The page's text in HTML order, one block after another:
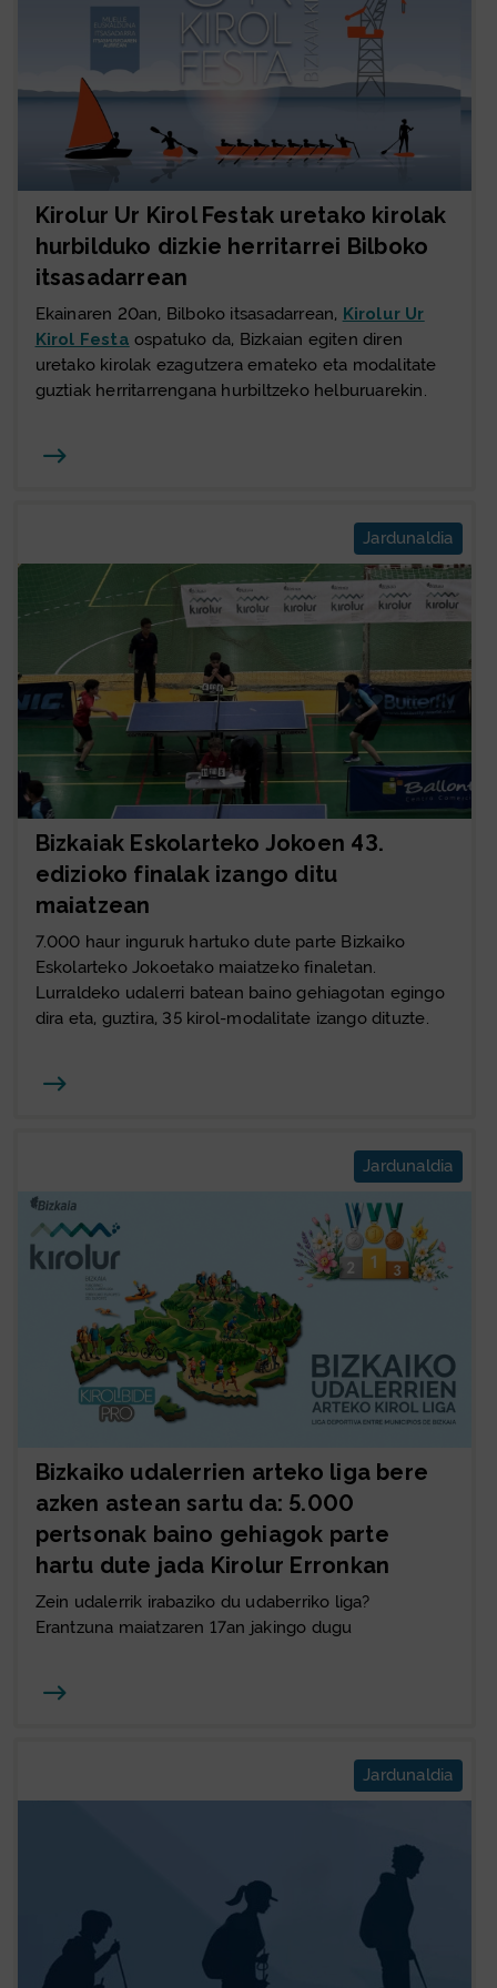
Kirolur Ur Kirol Festak uretako kirolak
hurbilduko dizkie herritarrei Bilboko
itsasadarrean
Ekainaren 20an, Bilboko itsasadarrean, Kirolur Ur
Kirol Festa ospatuko da, Bizkaian egiten diren
uretako kirolak ezagutzera emateko eta modalitate
guztiak herritarrengana hurbiltzeko helburuarekin.
Joan
Bizkaiak Eskolarteko Jokoen 43.
edizioko finalak izango ditu
maiatzean
7.000 haur inguruk hartuko dute parte Bizkaiko
Eskolarteko Jokoetako maiatzeko finaletan.
Lurraldeko udalerri batean baino gehiagotan egingo
dira eta, guztira, 35 kirol-modalitate izango dituzte.
Jardunaldia
Joan
Bizkaiko udalerrien arteko liga bere
azken astean sartu da: 5.000
pertsonak baino gehiagok parte
hartu dute jada Kirolur Erronkan
Zein udalerrik irabaziko du udaberriko liga?
Erantzuna maiatzaren 17an jakingo dugu
Jardunaldia
Joan
Jardunaldia